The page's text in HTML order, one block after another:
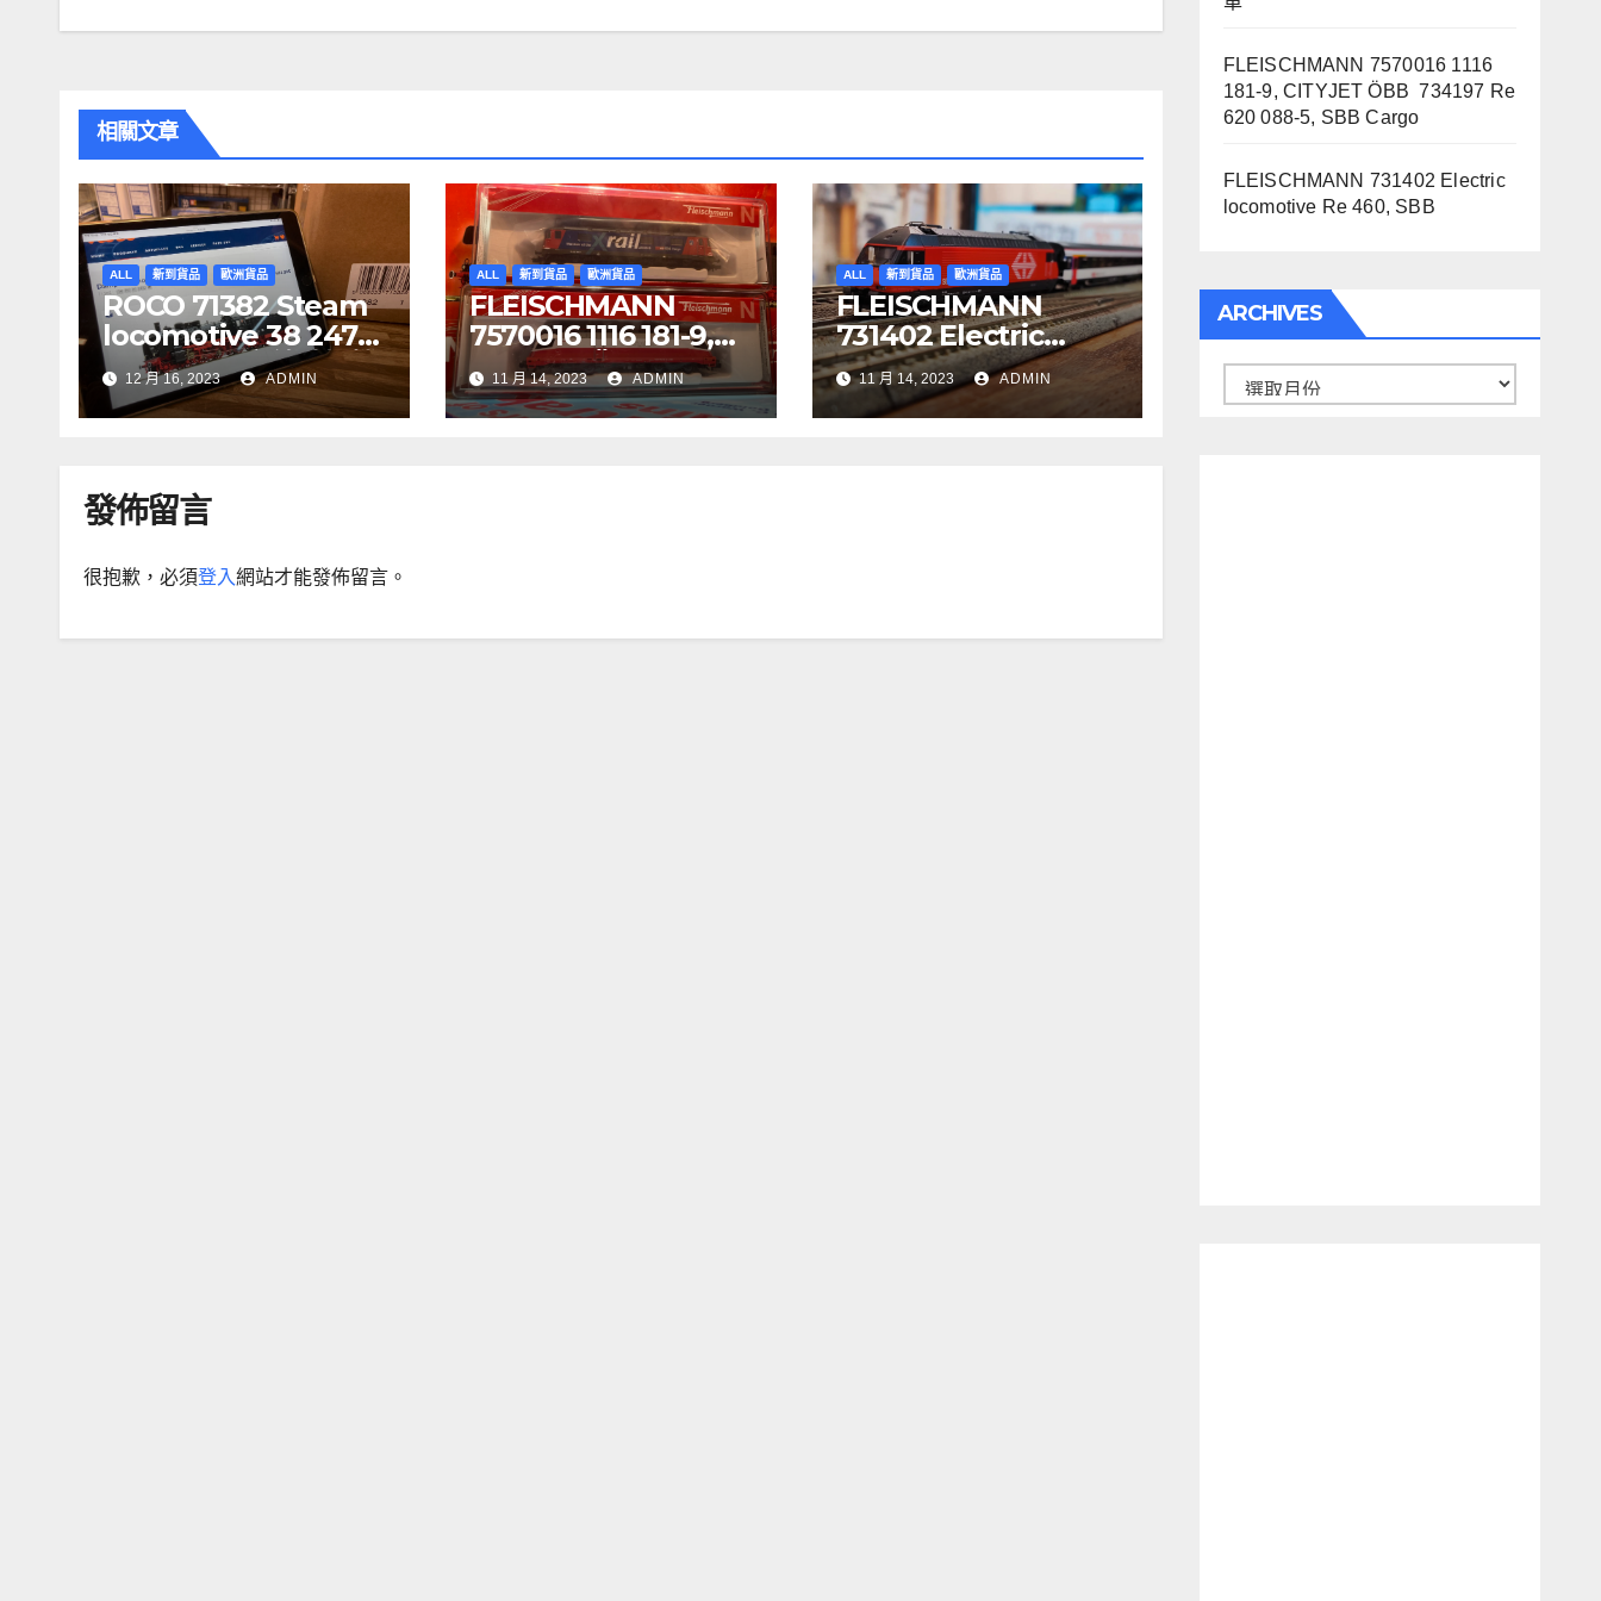
覽
相關文章
ALL 新到貨品 歐洲貨品
ROCO 71382 Steam
locomotive 38 2471-
1, DR DCC 音效噴煙機
車12 月 16, 2023 ADMIN
ALL 新到貨品 歐洲貨品
FLEISCHMANN
7570016 1116 181-9,
CITYJET ÖBB
734197 Re 620 088-
5, SBB Cargo
11 月 14, 2023 ADMIN
ALL 新到貨品 歐洲貨品
FLEISCHMANN
731402 Electric
locomotive Re 460,
SBB
11 月 14, 2023 ADMIN
發佈留言
很抱歉，必須登入網站才能發佈留言。
FLEISCHMANN 7570016 1116
181-9, CITYJET ÖBB 734197 Re
620 088-5, SBB Cargo
FLEISCHMANN 731402 Electric
locomotive Re 460, SBB
ARCHIVES
Archives